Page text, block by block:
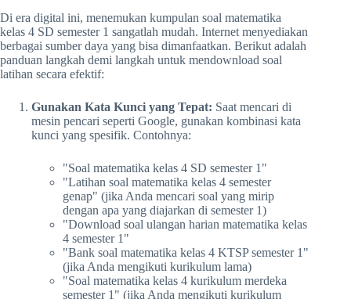
Di era digital ini, menemukan kumpulan soal matematika
kelas 4 SD semester 1 sangatlah mudah. Internet menyediakan
berbagai sumber daya yang bisa dimanfaatkan. Berikut adalah
panduan langkah demi langkah untuk mendownload soal
latihan secara efektif:
Gunakan Kata Kunci yang Tepat: Saat mencari di
mesin pencari seperti Google, gunakan kombinasi kata
kunci yang spesifik. Contohnya:
"Soal matematika kelas 4 SD semester 1"
"Latihan soal matematika kelas 4 semester
genap" (jika Anda mencari soal yang mirip
dengan apa yang diajarkan di semester 1)
"Download soal ulangan harian matematika kelas
4 semester 1"
"Bank soal matematika kelas 4 KTSP semester 1"
(jika Anda mengikuti kurikulum lama)
"Soal matematika kelas 4 kurikulum merdeka
semester 1" (jika Anda mengikuti kurikulum